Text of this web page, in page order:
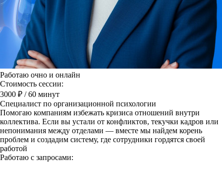
Работаю очно и онлайн
Стоимость сессии:
3000 ₽ / 60 минут
Специалист по организационной психологии
Помогаю компаниям избежать кризиса отношений внутри
коллектива. Если вы устали от конфликтов, текучки кадров или
непонимания между отделами — вместе мы найдем корень
проблем и создадим систему, где сотрудники гордятся своей
работой
Работаю с запросами: